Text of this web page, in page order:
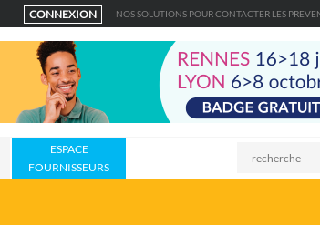
CONNEXION NOS SOLUTIONS POUR CONTACTER LES
ESPACE
FOURNISSEURS